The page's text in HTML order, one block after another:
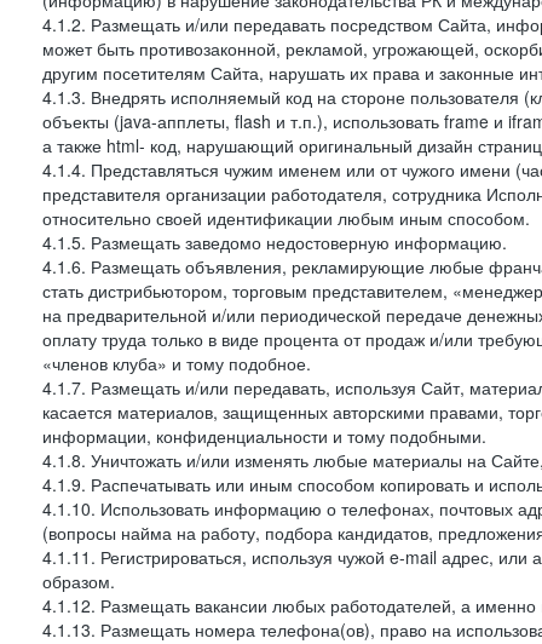
4.1.2. Размещать и/или передавать посредством Сайта,
может быть противозаконной, рекламой, угрожающей,
другим посетителям Сайта, нарушать их права и законные
4.1.3. Внедрять исполняемый код на стороне пользователя
объекты (java-апплеты, flash и т.п.), использовать frame и
а также html- код, нарушающий оригинальный дизайн
4.1.4. Представляться чужим именем или от чужого имени
представителя организации работодателя, сотрудника
относительно своей идентификации любым иным способом.
4.1.5. Размещать заведомо недостоверную информацию.
4.1.6. Размещать объявления, рекламирующие любые
стать дистрибьютором, торговым представителем,
на предварительной и/или периодической передаче
оплату труда только в виде процента от продаж и/или
«членов клуба» и тому подобное.
4.1.7. Размещать и/или передавать, используя Сайт,
касается материалов, защищенных авторскими правами,
информации, конфиденциальности и тому подобными.
4.1.8. Уничтожать и/или изменять любые материалы на
4.1.9. Распечатывать или иным способом копировать и
4.1.10. Использовать информацию о телефонах, почтовых
(вопросы найма на работу, подбора кандидатов,
4.1.11. Регистрироваться, используя чужой e-mail адрес,
образом.
4.1.12. Размещать вакансии любых работодателей, а
4.1.13. Размещать номера телефона(ов), право на